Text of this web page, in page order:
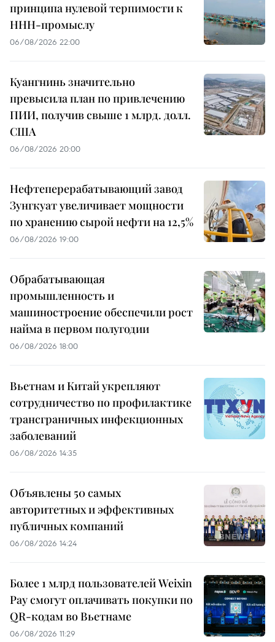
принципа нулевой терпимости к
ННН-промыслу
06/08/2026 22:00
Куангнинь значительно
превысила план по привлечению
ПИИ, получив свыше 1 млрд. долл.
США
06/08/2026 20:00
Нефтеперерабатывающий завод
Зунгкуат увеличивает мощности
по хранению сырой нефти на 12,5%
06/08/2026 19:00
Обрабатывающая
промышленность и
машиностроение обеспечили рост
найма в первом полугодии
06/08/2026 18:00
Вьетнам и Китай укрепляют
сотрудничество по профилактике
трансграничных инфекционных
заболеваний
06/08/2026 14:35
Объявлены 50 самых
авторитетных и эффективных
публичных компаний
06/08/2026 14:24
Более 1 млрд пользователей Weixin
Pay смогут оплачивать покупки по
QR-кодам во Вьетнаме
06/08/2026 11:29